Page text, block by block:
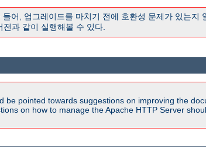
어, 업그레이드를 마치기 전에 호환성 문제가 있는지
과 같이 실행해볼 수 있다.
be pointed towards suggestions on improving the
on how to manage the Apache HTTP Server